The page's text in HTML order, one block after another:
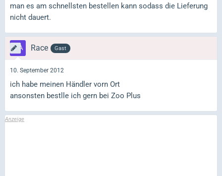
man es am schnellsten bestellen kann sodass die Lieferung
nicht dauert.
Race Gast
10. September 2012
ich habe meinen Händler vorn Ort
ansonsten bestlle ich gern bei Zoo Plus